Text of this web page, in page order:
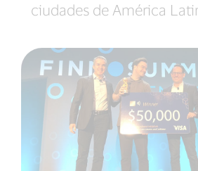
ciudades de América